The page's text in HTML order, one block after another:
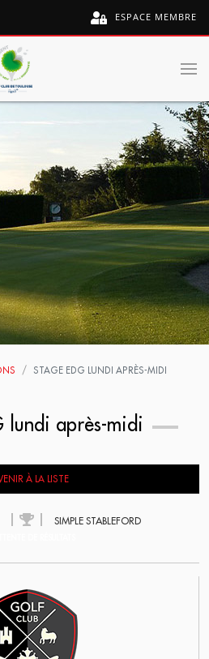
ESPACE MEMBRE
STAGE EDG LUNDI APRÈS-MIDI
lundi après-midi
À LA LISTE
SIMPLE STABLEFORD